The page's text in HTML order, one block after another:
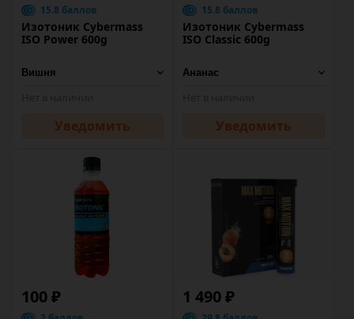
15.8 баллов
Изотоник Cybermass
ISO Power 600g
Уведомить
15.8 баллов
Изотоник Cybermass
ISO Classic 600g
Уведомить
100 ₽ 1 490 ₽